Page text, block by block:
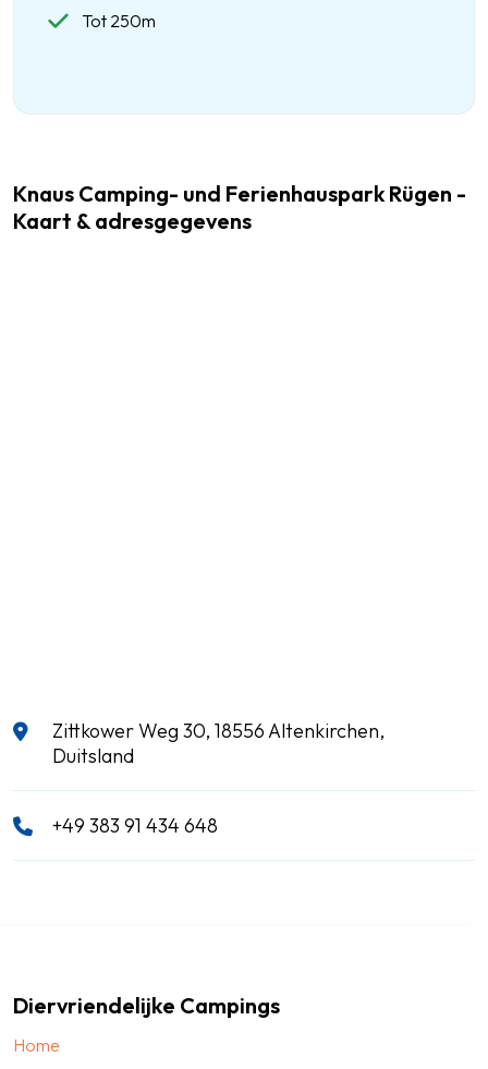
Tot 250m
Knaus Camping- und Ferienhauspark Rügen -
Kaart & adresgegevens
Zittkower Weg 30, 18556 Altenkirchen,
Duitsland
+49 383 91 434 648
Diervriendelijke Campings
Home